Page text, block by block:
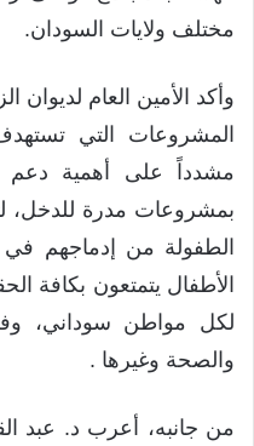
مختلف ولايات السودان.
وأكد الأمين العام لديوان
المشروعات التي
مشدداً على أهمية دعم
بمشروعات مدرة للدخل،
الطفولة من إدماجهم في
الأطفال يتمتعون بكافة
لكل مواطن سوداني،
والصحة وغيرها .
من جانبه، أعرب د. عبد